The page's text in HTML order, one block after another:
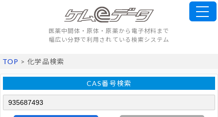
医薬中間体・原体・原薬から電子材料まで
幅広い分野で利用されている検索システム
TOP > 化学品検索
CAS番号検索